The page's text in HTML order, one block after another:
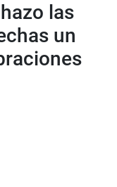
las
un